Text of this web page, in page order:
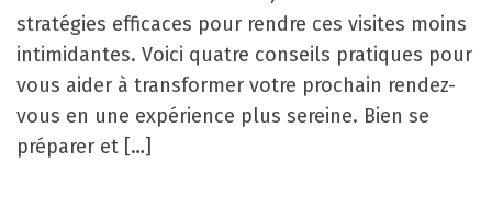
stratégies efficaces pour rendre ces visites moins
intimidantes. Voici quatre conseils pratiques pour
vous aider à transformer votre prochain rendez-
vous en une expérience plus sereine. Bien se
préparer et […]